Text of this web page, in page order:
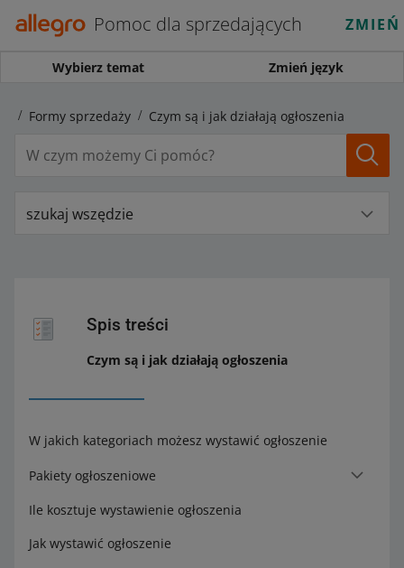
Pomoc dla sprzedających
Wybierz temat Zmień język
Formy sprzedaży Czym są i jak działają ogłoszenia
szukaj wszędzie
Spis treści
Czym są i jak działają ogłoszenia
W jakich kategoriach możesz wystawić ogłoszenie
Pakiety ogłoszeniowe
Ile kosztuje wystawienie ogłoszenia
Jak wystawić ogłoszenie